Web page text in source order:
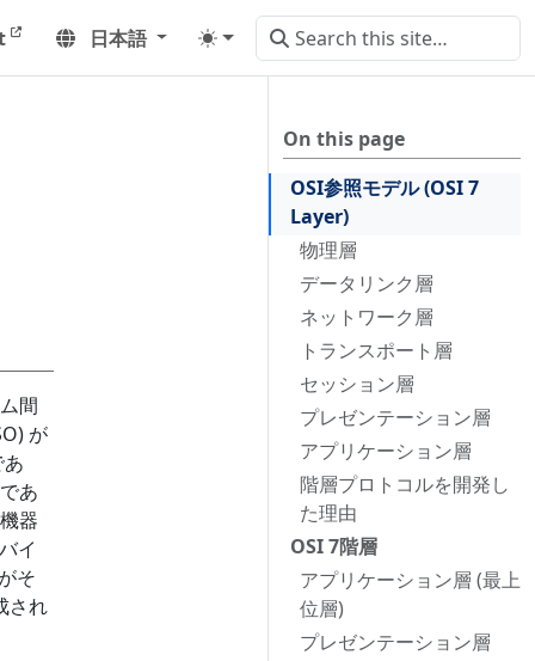
日本語
On this page
OSI参照モデル (OSI 7
Layer)
物理層
データリンク層
ネットワーク層
トランスポート層
セッション層
プレゼンテーション層
アプリケーション層
階層プロトコルを開発し
た理由
OSI 7階層
アプリケーション層 (最上
位層)
プレゼンテーション層
間
が
あ
器
イ
そ
され